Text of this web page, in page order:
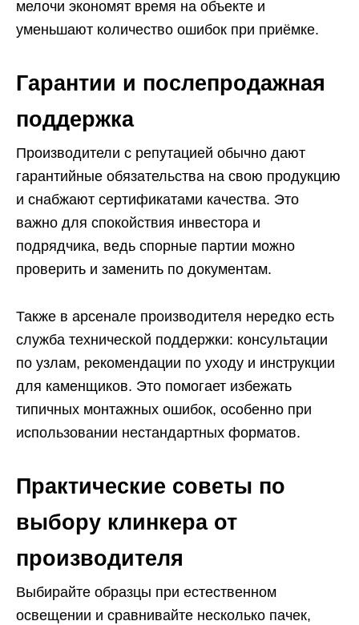
мелочи экономят время на объекте и
уменьшают количество ошибок при приёмке.
Гарантии и послепродажная
поддержка
Производители с репутацией обычно дают
гарантийные обязательства на свою продукцию
и снабжают сертификатами качества. Это
важно для спокойствия инвестора и
подрядчика, ведь спорные партии можно
проверить и заменить по документам.
Также в арсенале производителя нередко есть
служба технической поддержки: консультации
по узлам, рекомендации по уходу и инструкции
для каменщиков. Это помогает избежать
типичных монтажных ошибок, особенно при
использовании нестандартных форматов.
Практические советы по
выбору клинкера от
производителя
Выбирайте образцы при естественном
освещении и сравнивайте несколько пачек,